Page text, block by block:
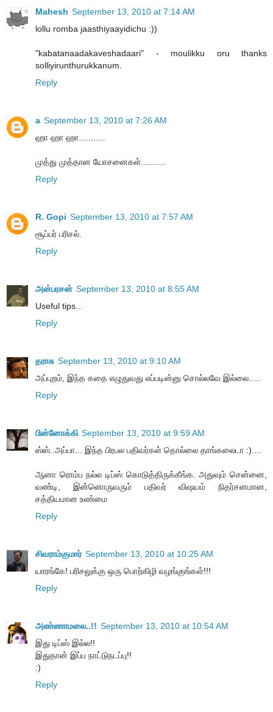
Mahesh September 13, 2010 at 7:14 AM
lollu romba jaasthiyaayidichu :))
"kabatanaadakaveshadaari" - moulikku oru thanks
solliyirunthurukkanum.
Reply
a September 13, 2010 at 7:26 AM
ஹா ஹா ஹா...........
முத்து முத்தான யோசனைகள்..........
Reply
R. Gopi September 13, 2010 at 7:57 AM
சூப்பர் பரிசல்.
Reply
அன்பரசன் September 13, 2010 at 8:55 AM
Useful tips...
Reply
தராசு September 13, 2010 at 9:10 AM
அப்புறம், இந்த கதை எழுதுவது எப்படின்னு சொல்லவே இல்லை.....
Reply
பின்னோக்கி September 13, 2010 at 9:59 AM
ஸ்ஸ்..அப்பா... இந்த பிரபல பதிவர்கள் தொல்லை தாங்கலைடா :)....
ஆனா ரொம்ப நல்ல டிப்ஸ் கொடுத்திருக்கீங்க. அதுவும் சென்னை,
வண்டி, இன்னொருவரும் பதிவர் விஷயம் நிதர்சனமான,
சத்தியமான உண்மை
Reply
சிவராம்குமார் September 13, 2010 at 10:25 AM
யாரங்கே! பரிசலுக்கு ஒரு பொற்கிழி வழங்குங்கள்!!!
Reply
அண்ணாமலை..!! September 13, 2010 at 10:54 AM
இது டிப்ஸ் இல்ல!!
இதுதான் இப்ப நாட்டுநடப்பு!!
:)
Reply